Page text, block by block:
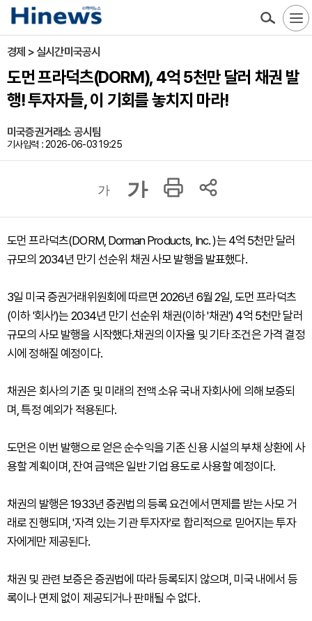
경제 > 실시간미국공시
도먼 프라덕츠(DORM), 4억 5천만 달러 채권 발
행! 투자자들, 이 기회를 놓치지 마라!
미국증권거래소 공시팀
기사입력 : 2026-06-03 19:25
가 가
도먼 프라덕츠(DORM, Dorman Products, Inc. )는 4억 5천만 달러
규모의 2034년 만기 선순위 채권 사모 발행을 발표했다.
3일 미국 증권거래위원회에 따르면 2026년 6월 2일, 도먼 프라덕츠
(이하 '회사')는 2034년 만기 선순위 채권(이하 '채권') 4억 5천만 달러
규모의 사모 발행을 시작했다.채권의 이자율 및 기타 조건은 가격 결정
시에 정해질 예정이다.
채권은 회사의 기존 및 미래의 전액 소유 국내 자회사에 의해 보증되
며, 특정 예외가 적용된다.
도먼은 이번 발행으로 얻은 순수익을 기존 신용 시설의 부채 상환에 사
용할 계획이며, 잔여 금액은 일반 기업 용도로 사용할 예정이다.
채권의 발행은 1933년 증권법의 등록 요건에서 면제를 받는 사모 거
래로 진행되며, '자격 있는 기관 투자자'로 합리적으로 믿어지는 투자
자에게만 제공된다.
채권 및 관련 보증은 증권법에 따라 등록되지 않으며, 미국 내에서 등
록이나 면제 없이 제공되거나 판매될 수 없다.